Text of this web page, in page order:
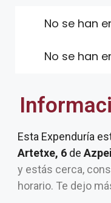
No se han
No se han
Esta Expenduría
Artetxe, 6 de
y estás cerca,
horario. Te dejo